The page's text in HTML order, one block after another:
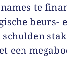
te
een